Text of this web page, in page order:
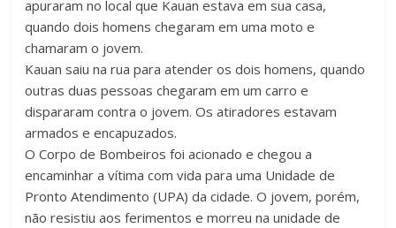
apuraram no local que Kauan estava em sua casa,
quando dois homens chegaram em uma moto e
chamaram o jovem.
Kauan saiu na rua para atender os dois homens, quando
outras duas pessoas chegaram em um carro e
dispararam contra o jovem. Os atiradores estavam
armados e encapuzados.
O Corpo de Bombeiros foi acionado e chegou a
encaminhar a vítima com vida para uma Unidade de
Pronto Atendimento (UPA) da cidade. O jovem, porém,
não resistiu aos ferimentos e morreu na unidade de